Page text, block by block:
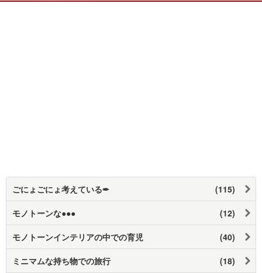
ごにょごにょ考えている✒︎ (115)
モノトーンな●●● (12)
モノトーンインテリアの中での育児 (40)
ミニマムな持ち物での旅行 (18)